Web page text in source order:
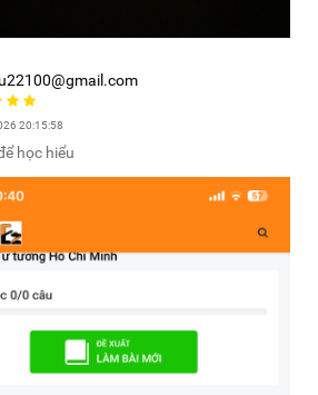
20:15:58
học hiểu